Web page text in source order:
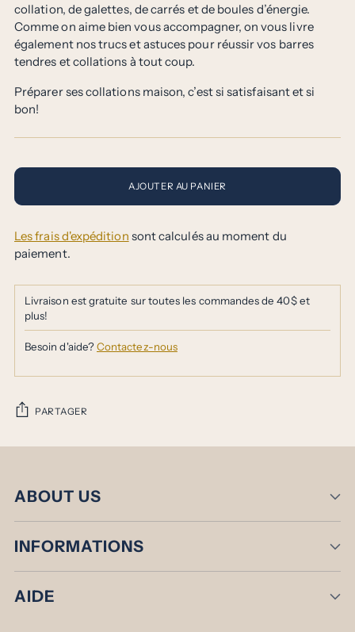
collation, de galettes, de carrés et de boules d’énergie.
Comme on aime bien vous accompagner, on vous livre
également nos trucs et astuces pour réussir vos barres
tendres et collations à tout coup.
Préparer ses collations maison, c’est si satisfaisant et si
bon!
AJOUTER AU PANIER
Les frais d'expédition sont calculés au moment du
paiement.
Livraison est gratuite sur toutes les commandes de 40$ et
plus!
Besoin d'aide?Contactez-nous
PARTAGER
produit
à
votre
panier
ABOUT US
INFORMATIONS
AIDE